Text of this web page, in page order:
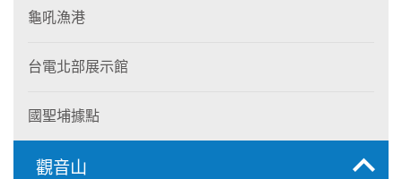
龜吼漁港
台電北部展示館
國聖埔據點
觀音山